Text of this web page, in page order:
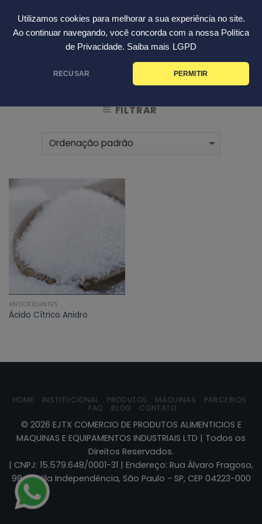
Utilizamos cookies para melhorar a sua experiência no site.
Ao continuar navegando, você concorda com a nossa Política
de Privacidade. Saiba mais LGPD
RECUSAR PERMITIR
content
/ PRODUTOS MARCADOS COM A TAG
“CONSERVANTE”
FILTRAR
ANTIOXIDANTES
Ácido Cítrico Anidro
HOME INSTITUCIONAL PRODUTOS MÁQUINAS
PARCEIROS
FAQ
BLOG CONTATO
© 2026 EJTX COMERCIO DE PRODUTOS ALIMENTICIOS E
MAQUINAS E EQUIPAMENTOS INDUSTRIAIS LTD | Todos os
Direitos Reservados.
| CNPJ: 15.579.648/0001-31 | Endereço: Rua Álvaro Fragoso,
984 - Vila Independência, São Paulo - SP, CEP 04223-000